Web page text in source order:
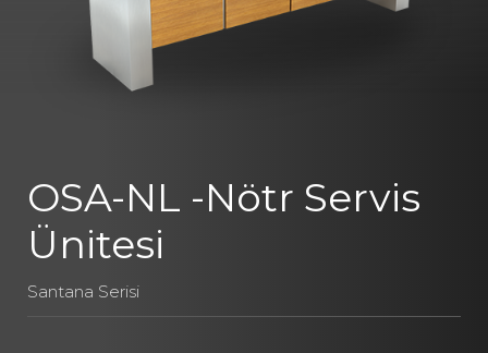
OSA-NL -Nötr Servis
Ünitesi
Santana Serisi